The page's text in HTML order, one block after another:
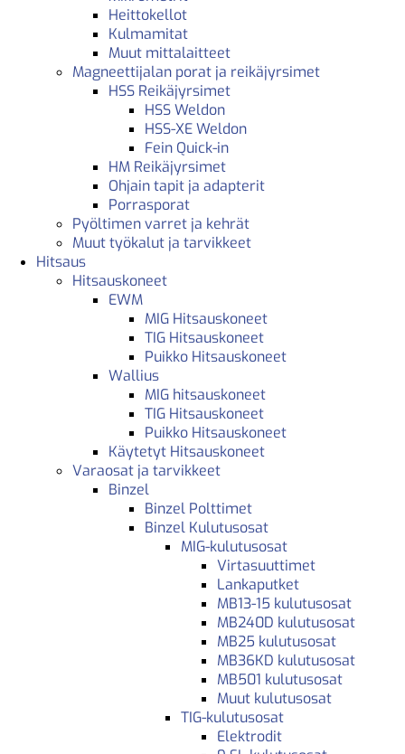
Heittokellot
Kulmamitat
Muut mittalaitteet
Magneettijalan porat ja reikäjyrsimet
HSS Reikäjyrsimet
HSS Weldon
HSS-XE Weldon
Fein Quick-in
HM Reikäjyrsimet
Ohjain tapit ja adapterit
Porrasporat
Pyöltimen varret ja kehrät
Muut työkalut ja tarvikkeet
Hitsaus
Hitsauskoneet
EWM
MIG Hitsauskoneet
TIG Hitsauskoneet
Puikko Hitsauskoneet
Wallius
MIG hitsauskoneet
TIG Hitsauskoneet
Puikko Hitsauskoneet
Käytetyt Hitsauskoneet
Varaosat ja tarvikkeet
Binzel
Binzel Polttimet
Binzel Kulutusosat
MIG-kulutusosat
Virtasuuttimet
Lankaputket
MB13-15 kulutusosat
MB240D kulutusosat
MB25 kulutusosat
MB36KD kulutusosat
MB501 kulutusosat
Muut kulutusosat
TIG-kulutusosat
Elektrodit